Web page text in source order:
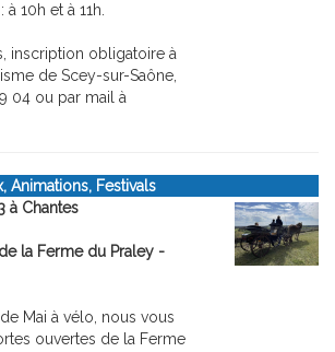
à 10h et à 11h.
inscription obligatoire à
de Scey-sur-Saône,
04 ou par mail à
Festivals
à Chantes
la Ferme du Praley -
Mai à vélo, nous vous
ouvertes de la Ferme